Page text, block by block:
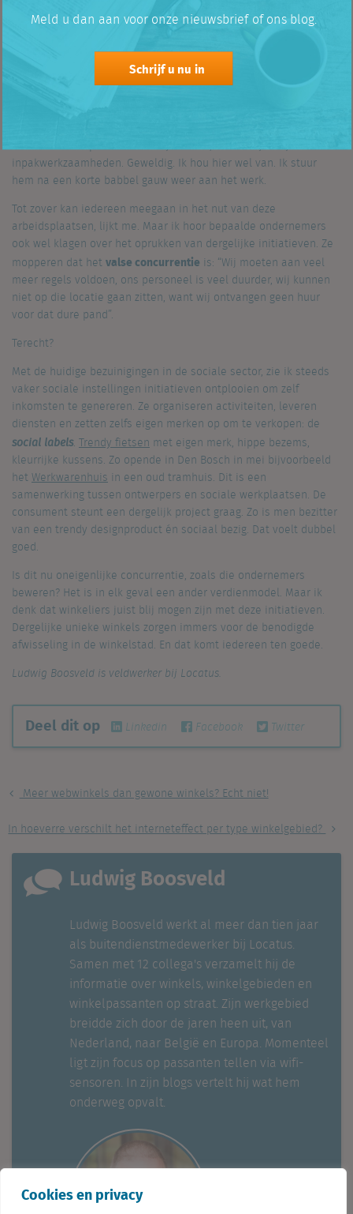
Cookies en privacy
Of kunstgaleries.
Ook in reguliere winkels en bedrijven is er vaak wel plek voor
niet meer voorbij Martin zonder een praatje te maken. Martin
net aan het helpen is. Zodra hij me ziet, staakt hij al zijn
inpakwerkzaamheden. Geweldig. Ik hou hier wel van. Ik stuur
hem na een korte babbel gauw weer aan het werk.
Tot zover kan iedereen meegaan in het nut van deze
arbeidsplaatsen, lijkt me. Maar ik hoor bepaalde ondernemers
ook wel klagen over het oprukken van dergelijke initiatieven. Ze
mopperen dat hetvalse concurrentie is: “Wij moeten aan veel
meer regels voldoen, ons personeel is veel duurder, wij kunnen
niet op die locatie gaan zitten, want wij ontvangen geen huur
voor dat dure pand”.
Terecht?
Met de huidige bezuinigingen in de sociale sector, zie ik steeds
vaker sociale instellingen initiatieven ontplooien om zelf
inkomsten te genereren. Ze organiseren activiteiten, leveren
diensten en zetten zelfs eigen merken op om te verkopen: de
social labels. Trendy fietsen met eigen merk, hippe bezems,
kleurrijke kussens. Zo opende in Den Bosch in mei bijvoorbeeld
hetWerkwarenhuis in een oud tramhuis. Dit is een
samenwerking tussen ontwerpers en sociale werkplaatsen. De
consument steunt een dergelijk project graag. Zo is men bezitter
van een trendy designproduct én sociaal bezig. Dat voelt dubbel
goed.
Is dit nu oneigenlijke concurrentie, zoals die ondernemers
beweren? Het is in elk geval een ander verdienmodel. Maar ik
denk dat winkeliers juist blij mogen zijn met deze initiatieven.
Dergelijke unieke winkels zorgen immers voor de benodigde
afwisseling in de winkelstad. En dat komt iedereen ten goede.
Ludwig Boosveld is veldwerker bij Locatus.
Deel dit op Linkedin Facebook Twitter
Meer webwinkels dan gewone winkels? Echt niet!
In hoeverre verschilt het interneteffect per type winkelgebied?
Ludwig Boosveld
Ludwig Boosveld werkt al meer dan tien jaar
als buitendienstmedewerker bij Locatus.
Samen met 12 collega's verzamelt hij de
informatie over winkels, winkelgebieden en
winkelpassanten op straat. Zijn werkgebied
breidde zich door de jaren heen uit, van
Nederland, naar België en Europa. Momenteel
ligt zijn focus op passanten tellen via wifi-
sensoren. In zijn blogs vertelt hij wat hem
onderweg opvalt.
Schrijf u nu in
Meld u dan aan voor onze nieuwsbrief of ons blog.